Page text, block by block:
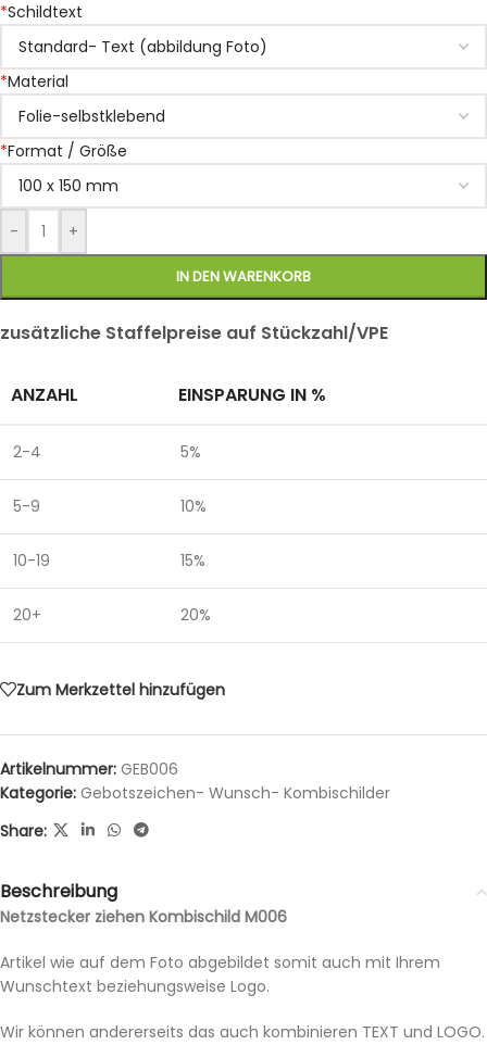
*Schildtext
*Material
*Format / Größe
- +
IN DEN WARENKORB
zusätzliche Staffelpreise auf Stückzahl/VPE
ANZAHL EINSPARUNG IN %
2-4 5%
5-9 10%
10-19 15%
20+ 20%
Zum Merkzettel hinzufügen
Artikelnummer: GEB006
Kategorie: Gebotszeichen- Wunsch- Kombischilder
Share:
Beschreibung
Netzstecker ziehen Kombischild M006
Artikel wie auf dem Foto abgebildet somit auch mit Ihrem
Wunschtext beziehungsweise Logo.
Wir können andererseits das auch kombinieren TEXT und LOGO.